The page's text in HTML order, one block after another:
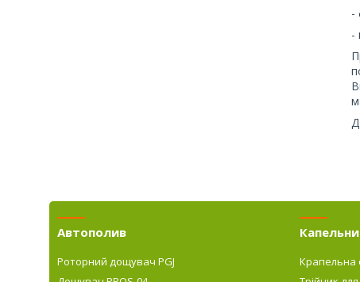
-
-
Автополив
Роторний дощувач PGJ
Крапельна